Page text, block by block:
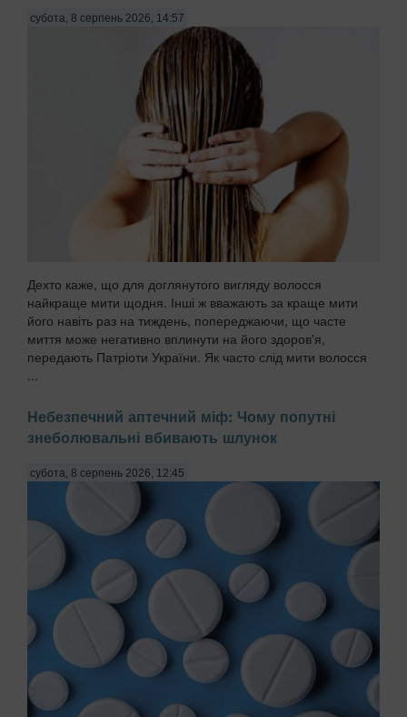
субота, 8 серпень 2026, 14:57
Дехто каже, що для доглянутого вигляду волосся
найкраще мити щодня. Інші ж вважають за краще мити
його навіть раз на тиждень, попереджаючи, що часте
миття може негативно вплинути на його здоров'я,
передають Патріоти України. Як часто слід мити волосся
Небезпечний аптечний міф: Чому попутні
знеболювальні вбивають шлунок
субота, 8 серпень 2026, 12:45